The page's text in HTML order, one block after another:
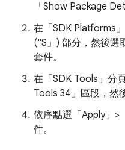
「Show Package
在「SDK Platforms」
("S」) 部分，然後選
套件。
在「SDK Tools」 分
Tools 34」 區段，然
依序點選「Apply」>
件。